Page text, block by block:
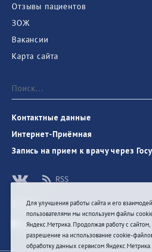
Отзывы пациентов
ЗОЖ
Вакансии
Карта сайта
Контактные данные
Интернет-Приёмная
Запись на прием к врачу через
ВойтиДля улучшения работы сайта и его
пользователями мы используем файлы
Яндекс.Метрика. Продолжая работу с
разрешение на использование cookie-
обработку данных сервисом Яндекс.Метрика.